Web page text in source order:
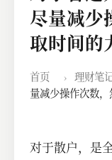
尽量减少
取时间的
首页 › 理财笔
量减少操作次数，
对于散户，是